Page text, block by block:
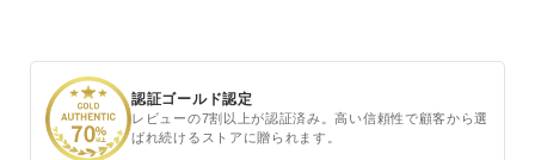
認証ゴールド認定
レビューの7割以上が認証済み。高い信頼性で顧客から選
ばれ続けるストアに贈られます。